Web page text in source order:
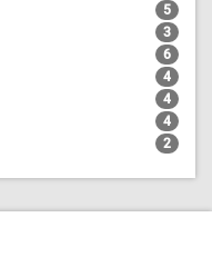
5
3
6
4
4
4
2